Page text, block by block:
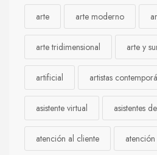
arte arte moderno
arte tridimensional arte y
artificial artistas
asistente virtual asistentes
atención al cliente